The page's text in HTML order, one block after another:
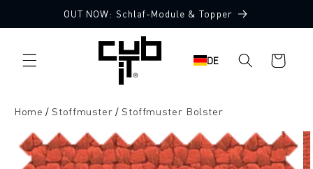
Inhalt
OUT NOW: Schlaf-Module & Topper
DE Warenkorb
Home Stoffmuster Stoffmuster Bolster
10 Stoffmuster gratis